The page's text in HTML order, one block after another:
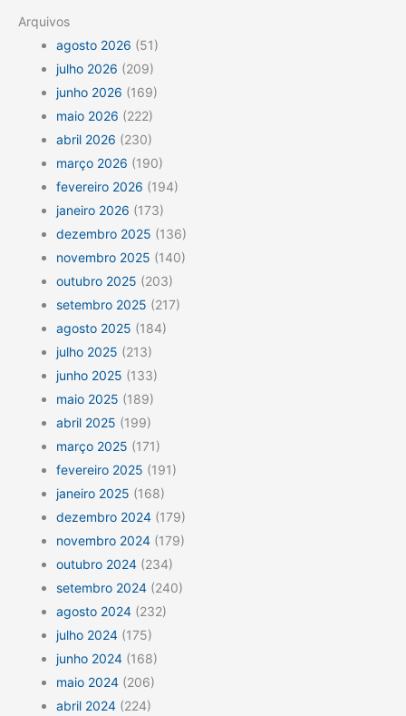
Arquivos
agosto 2026 (51)
julho 2026 (209)
junho 2026 (169)
maio 2026 (222)
abril 2026 (230)
março 2026 (190)
fevereiro 2026 (194)
janeiro 2026 (173)
dezembro 2025 (136)
novembro 2025 (140)
outubro 2025 (203)
setembro 2025 (217)
agosto 2025 (184)
julho 2025 (213)
junho 2025 (133)
maio 2025 (189)
abril 2025 (199)
março 2025 (171)
fevereiro 2025 (191)
janeiro 2025 (168)
dezembro 2024 (179)
novembro 2024 (179)
outubro 2024 (234)
setembro 2024 (240)
agosto 2024 (232)
julho 2024 (175)
junho 2024 (168)
maio 2024 (206)
abril 2024 (224)